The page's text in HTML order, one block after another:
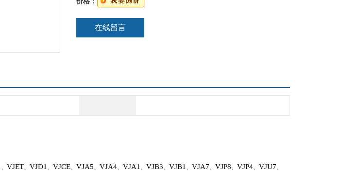
在线留言
、 VJET、 VJD1 、 VJCE、 VJA5、 VJA4、 VJA1 、 VJB3、 VJB1 、 VJA7、 VJP8、 VJP4、 VJU7、